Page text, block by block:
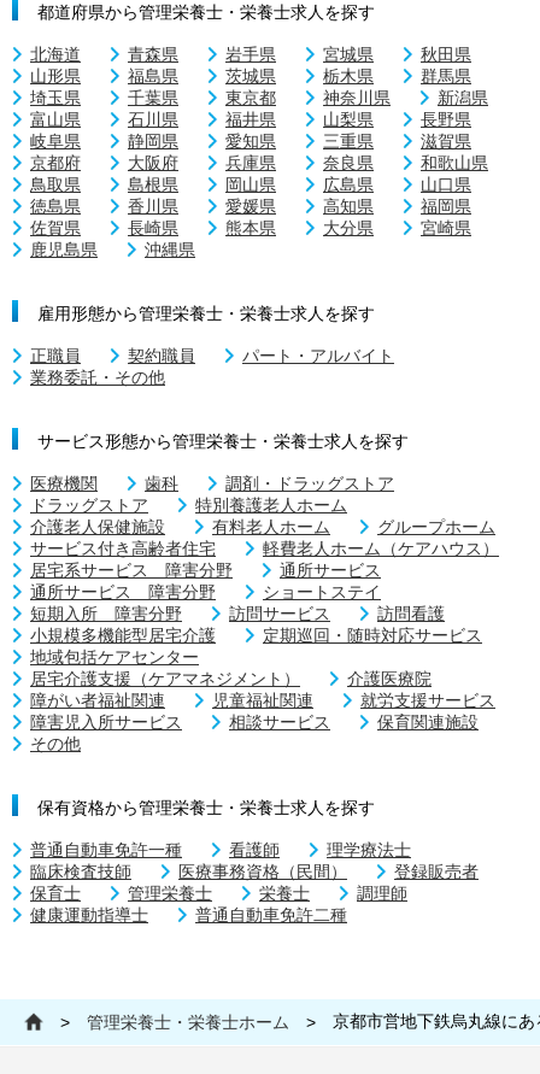
都道府県から管理栄養士・栄養士求人を探す
北海道 青森県 岩手県 宮城県
秋田県
山形県
福島県 茨城県 栃木県
群馬県
埼玉県
千葉県 東京都 神奈川県
新潟県
富山県
石川県 福井県 山梨県
長野県
岐阜県
静岡県 愛知県 三重県
滋賀県
京都府
大阪府 兵庫県 奈良県
和歌山県
鳥取県
島根県 岡山県 広島県
山口県
徳島県
香川県 愛媛県 高知県
福岡県
佐賀県
長崎県 熊本県 大分県
宮崎県
鹿児島県
沖縄県
雇用形態から管理栄養士・栄養士求人を探す
正職員 契約職員
パート・アルバイト
業務委託・その他
サービス形態から管理栄養士・栄養士求人を探す
医療機関 歯科
調剤・ドラッグストア
ドラッグストア
特別養護老人ホーム
介護老人保健施設
有料老人ホーム
グループホーム
サービス付き高齢者住宅
軽費老人ホーム（ケアハウス）
居宅系サービス 障害分野
通所サービス
通所サービス 障害分野
ショートステイ
短期入所 障害分野
訪問サービス
訪問看護
小規模多機能型居宅介護
定期巡回・随時対応サービス
地域包括ケアセンター
居宅介護支援（ケアマネジメント）
介護医療院
障がい者福祉関連
児童福祉関連
就労支援サービス
障害児入所サービス
相談サービス
保育関連施設
その他
保有資格から管理栄養士・栄養士求人を探す
普通自動車免許一種 看護師
理学療法士
臨床検査技師
医療事務資格（民間）
登録販売者
保育士
管理栄養士 栄養士
調理師
健康運動指導士
普通自動車免許二種
> 管理栄養士・栄養士ホーム > 京都市営地下鉄烏丸線に